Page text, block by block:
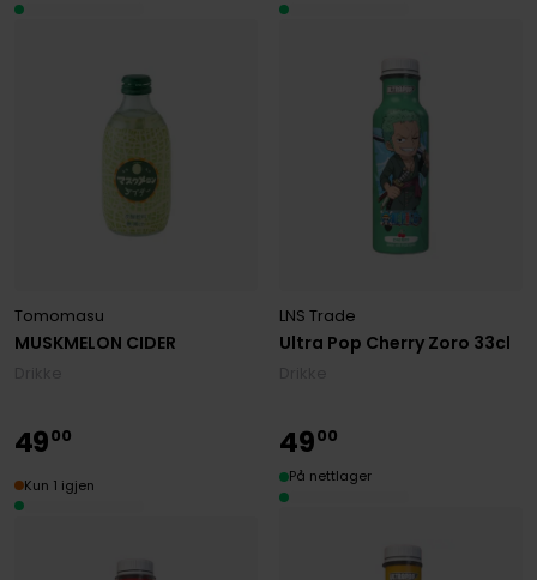
MUSKMELON CIDER
Tomomasu
Ultra Pop Cherry Zoro 33cl
LNS Trade
4900
Kun 1 igjen
4900
På nettlager